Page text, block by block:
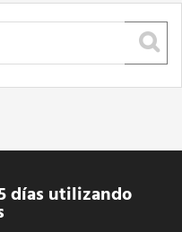
días utilizando